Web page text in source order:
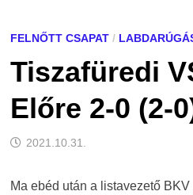
FELNŐTT CSAPAT/
Tiszafüredi
Előre 2-0 (2-
2021.10.31.
Ma ebéd után a listavezető